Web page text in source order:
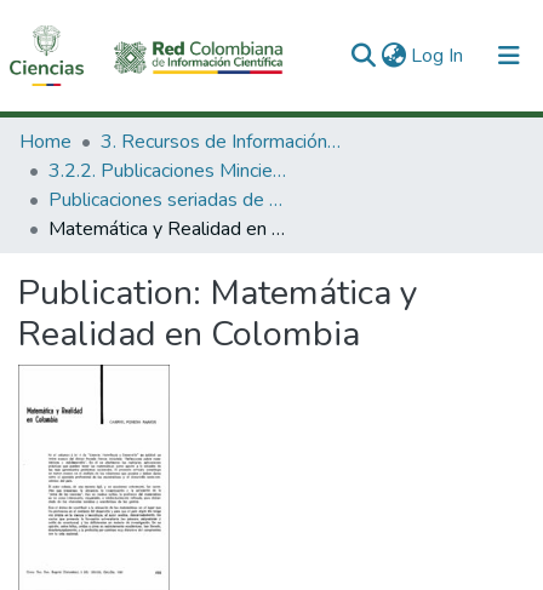
Log In (current)
Communities & Collections
All of DSpace
Statistics
Home
3. Recursos de Información Científica y Tecnológica
3.2.2. Publicaciones Minciencias
Publicaciones seriadas de Minciencias
Matemática y Realidad en Colombia
Publication: Matemática y
Realidad en Colombia